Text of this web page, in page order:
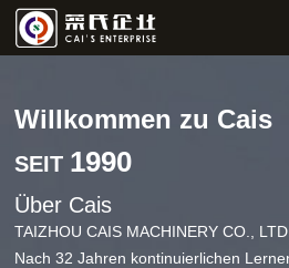
Willkommen zu Cais
SEIT 1990
Über Cais
TAIZHOU CAIS MACHINERY CO.,
Nach 32 Jahren kontinuierlichen